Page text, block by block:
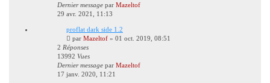
Dernier message par Mazeltof
29 avr. 2021, 11:13
proflat dark side 1.2
par Mazeltof » 01 oct. 2019, 08:51
2 Réponses
13992 Vues
Dernier message par Mazeltof
17 janv. 2020, 11:21